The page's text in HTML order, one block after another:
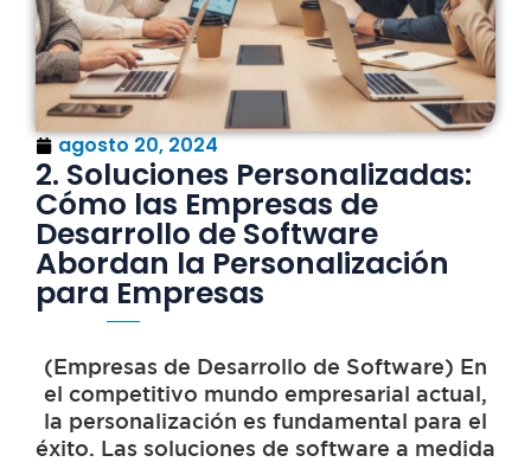
agosto 20, 2024
2. Soluciones Personalizadas:
Cómo las Empresas de
Desarrollo de Software
Abordan la Personalización
para Empresas
(Empresas de Desarrollo de Software) En
el competitivo mundo empresarial actual,
la personalización es fundamental para el
éxito. Las soluciones de software a medida